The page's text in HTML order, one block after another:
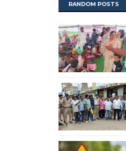
RANDOM POSTS